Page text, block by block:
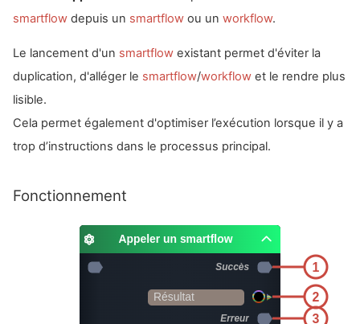
smartflow depuis un smartflow ou un workflow.
Le lancement d'un smartflow existant permet d'éviter la
duplication, d'alléger le smartflow/workflow et le rendre plus
lisible.
Cela permet également d'optimiser l’exécution lorsque il y a
trop d’instructions dans le processus principal.
Fonctionnement